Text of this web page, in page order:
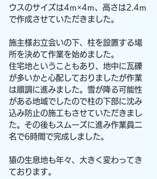
ウスのサイズは4ｍ×4ｍ、高さは2.4ｍ
で作成させていただきました。
施主様お立会いの下、柱を設置する場
所を決めて作業を始めました。
住宅地ということもあり、地中に瓦礫
が多いかと心配しておりましたが作業
は順調に進みました。雪が降る可能性
がある地域でしたので柱の下部に沈み
込み防止の施工もさせていただきまし
た。その後もスムーズに進み作業員二
名で6時間で完成しました。
猿の生息地も年々、大きく変わってき
ております。